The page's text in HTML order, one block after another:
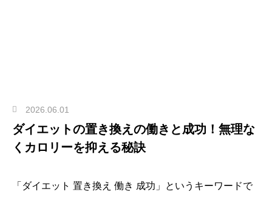
2026.06.01
ダイエットの置き換えの働きと成功！無理な
くカロリーを抑える秘訣
「ダイエット 置き換え 働き 成功」というキーワードで